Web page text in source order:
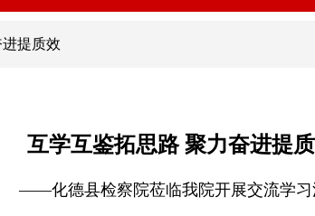
提质效
互学互鉴拓思路 聚力奋进提
——化德县检察院莅临我院开展交流学习